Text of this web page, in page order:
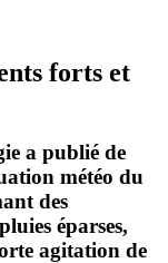
forts et
a publié de
météo du
des
éparses,
agitation de